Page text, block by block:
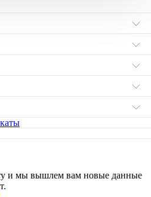
и мы вышлем вам новые данные